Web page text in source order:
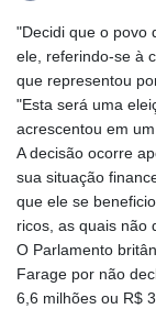
"Decidi que o povo
ele, referindo-se à
que representou
"Esta será uma
acrescentou em
A decisão ocorre
sua situação
que ele se
ricos, as quais não
O Parlamento
Farage por não
6,6 milhões ou R$